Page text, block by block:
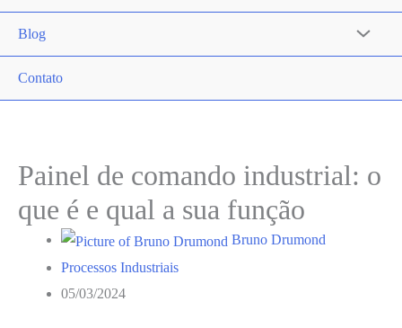
Blog Alternar
Contato
Painel de comando industrial: o
que é e qual a sua função
Bruno Drumond
Processos Industriais
05/03/2024